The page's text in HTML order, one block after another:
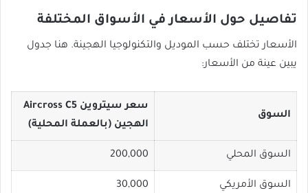
تفاصيل حول الأسعار في الأسواق المختلفة
الأسعار تختلف حسب الموديل والتكنولوجيا الهجينة. هنا جدول
يبين عينة من الأسعار:
السوق
سعر سيتروين Aircross C5
الهجين (بالعملة المحلية)
السوق المحلي 200,000
السوق الأمريكي 30,000